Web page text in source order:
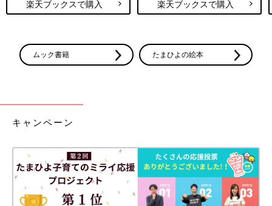
楽天ブックスで購入 楽天ブックスで購入
ムック書籍 たまひよの絵本
キャンペーン